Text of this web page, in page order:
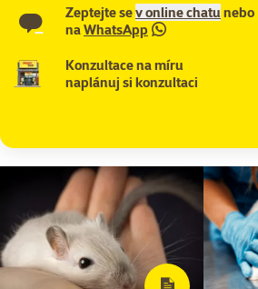
Zeptejte sev online chatunebo
naWhatsApp
Konzultace na míru
naplánuj si konzultaci